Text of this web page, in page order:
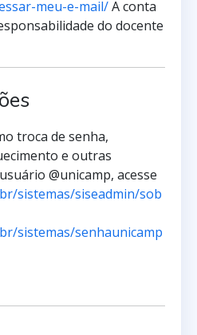
meu-e-mail/A conta
do docente
troca de senha,
e outras
@unicamp, acesse
sistemas/siseadmin/sob
sistemas/senhaunicamp